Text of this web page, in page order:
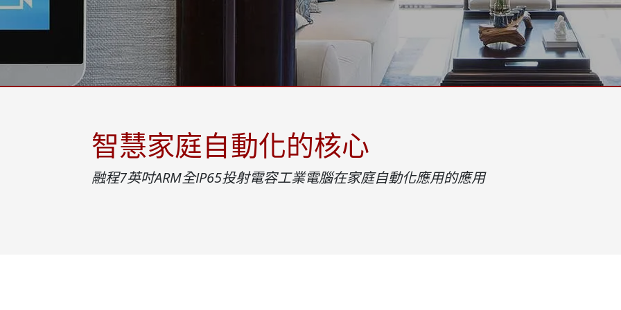
強固型機器人控制器
邊緣運算人工智慧移動電腦
機器人控制器
石油和天然氣, ATEX等級
ATEX等級強固型平板電腦
ATEX等級強固型手持行動電腦
ATEX等級工業電腦
More
人工智慧電腦
邊緣運算人工智慧移動電腦
邊緣運算人工智慧工業電腦
邊緣運算人工智慧嵌入式電腦
智慧家庭自動化的核心
融程7英吋ARM全IP65投射電容工業電腦在家庭自動化應用的應用